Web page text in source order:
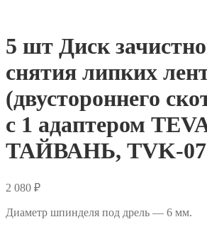
5 шт Диск
снятия липких
(двустороннего
с 1 адаптером
ТАЙВАНЬ, TVK-
2 080 ₽
Диаметр шпинделя под дрель — 6 мм.